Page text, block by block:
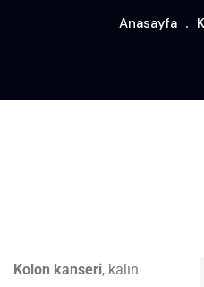
Anasayfa
Kolon kanseri, kalın